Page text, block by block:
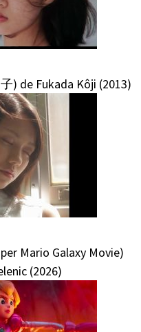
) de Fukada Kôji (2013)
Mario Galaxy Movie)
(2026)